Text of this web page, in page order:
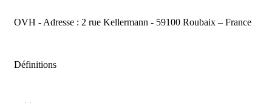
OVH - Adresse : 2 rue Kellermann - 59100 Roubaix – France
Définitions